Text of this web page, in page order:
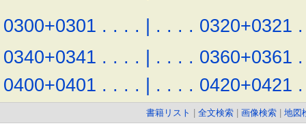
0300+0301 . . . . | . . . . 0320+0321 .
0340+0341 . . . . | . . . . 0360+0361 .
0400+0401 . . . . | . . . . 0420+0421 .
書籍リスト 全文検索 画像検索 地図